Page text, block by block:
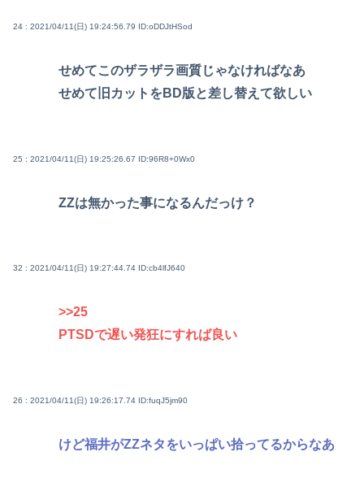
24 : 2021/04/11(日) 19:24:56.79 ID:oDDJtHSod
せめてこのザラザラ画質じゃなければなあ
せめて旧カットをBD版と差し替えて欲しい
25 : 2021/04/11(日) 19:25:26.67 ID:96R8+0Wx0
ZZは無かった事になるんだっけ？
32 : 2021/04/11(日) 19:27:44.74 ID:cb4lfJ640
>>25
PTSDで遅い発狂にすれば良い
26 : 2021/04/11(日) 19:26:17.74 ID:fuqJ5jm90
けど福井がΖΖネタをいっぱい拾ってるからなあ